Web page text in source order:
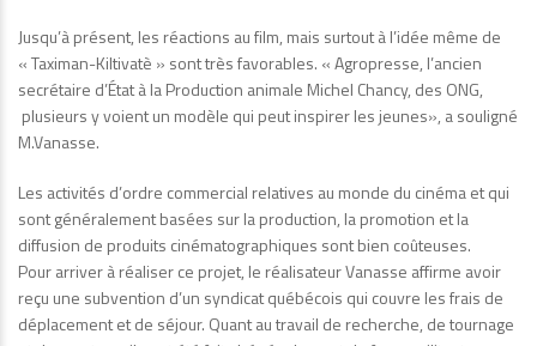
Jusqu’à présent, les réactions au film, mais surtout à l’idée même de
« Taximan-Kiltivatè » sont très favorables. « Agropresse, l’ancien
secrétaire d’État à la Production animale Michel Chancy, des ONG,
plusieurs y voient un modèle qui peut inspirer les jeunes», a souligné
M.Vanasse.
Les activités d’ordre commercial relatives au monde du cinéma et qui
sont généralement basées sur la production, la promotion et la
diffusion de produits cinématographiques sont bien coûteuses.
Pour arriver à réaliser ce projet, le réalisateur Vanasse affirme avoir
reçu une subvention d’un syndicat québécois qui couvre les frais de
déplacement et de séjour. Quant au travail de recherche, de tournage